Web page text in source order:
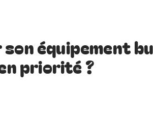
équipement
priorité ?